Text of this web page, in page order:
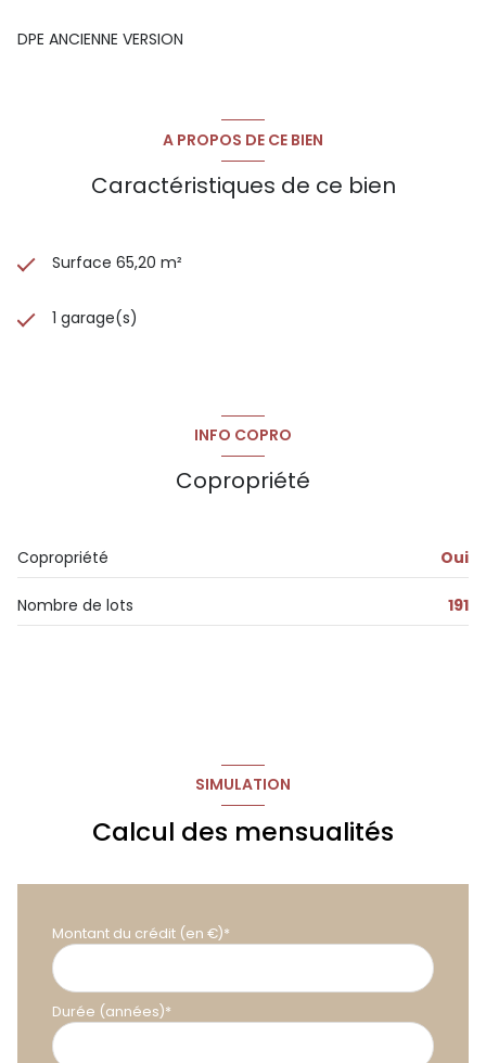
DPE ANCIENNE VERSION
A PROPOS DE CE BIEN
Caractéristiques de ce bien
Surface 65,20 m²
1 garage(s)
INFO COPRO
Copropriété
Copropriété Oui
Nombre de lots 191
SIMULATION
Calcul des mensualités
Montant du crédit (en €)*
Durée (années)*